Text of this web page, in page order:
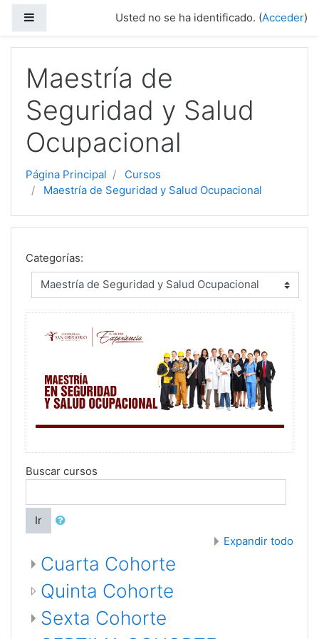
Usted no se ha identificado. (Acceder)
Maestría de
Seguridad y Salud
Ocupacional
Página Principal
Cursos
Maestría de Seguridad y Salud Ocupacional
Categorías:
Buscar cursos
Ir
Expandir todo
Cuarta Cohorte
Quinta Cohorte
Sexta Cohorte